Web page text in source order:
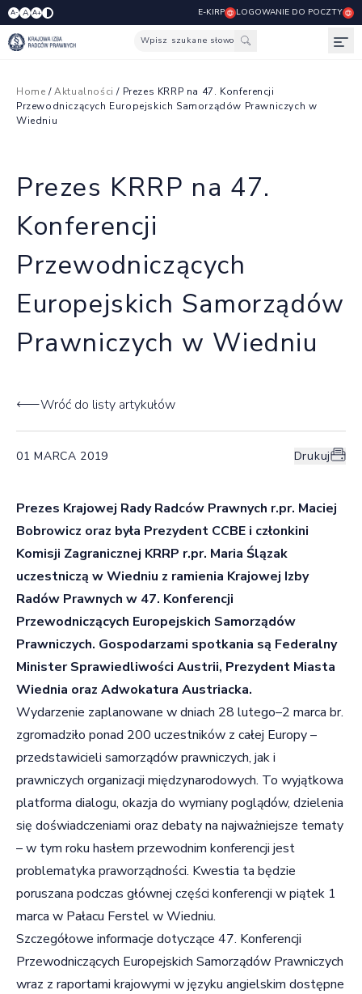
A- A A+ E-KIRP LOGOWANIE DO POCZTY
Wpisz szukane słowo
Home /Aktualności / Prezes KRRP na 47. Konferencji
Przewodniczących Europejskich Samorządów Prawniczych w
Wiedniu
Prezes KRRP na 47.
Konferencji
Przewodniczących
Europejskich Samorządów
Prawniczych w Wiedniu
Wróć do listy artykułów
01 MARCA 2019 Drukuj
Prezes Krajowej Rady Radców Prawnych r.pr. Maciej
Bobrowicz oraz była Prezydent CCBE i członkini
Komisji Zagranicznej KRRP r.pr. Maria Ślązak
uczestniczą w Wiedniu z ramienia Krajowej Izby
Radów Prawnych w 47. Konferencji
Przewodniczących Europejskich Samorządów
Prawniczych. Gospodarzami spotkania są Federalny
Minister Sprawiedliwości Austrii, Prezydent Miasta
Wiednia oraz Adwokatura Austriacka.
Wydarzenie zaplanowane w dniach 28 lutego–2 marca br.
zgromadziło ponad 200 uczestników z całej Europy –
przedstawicieli samorządów prawniczych, jak i
prawniczych organizacji międzynarodowych. To wyjątkowa
platforma dialogu, okazja do wymiany poglądów, dzielenia
się doświadczeniami oraz debaty na najważniejsze tematy
– w tym roku hasłem przewodnim konferencji jest
problematyka praworządności. Kwestia ta będzie
poruszana podczas głównej części konferencji w piątek 1
marca w Pałacu Ferstel w Wiedniu.
Szczegółowe informacje dotyczące 47. Konferencji
Przewodniczących Europejskich Samorządów Prawniczych
wraz z raportami krajowymi w języku angielskim dostępne